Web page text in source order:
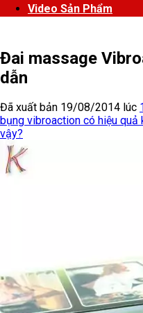
Video Sản Phẩm
Đai massage
dẫn
Đã xuất bản 19/08/2014 lúc
bụng vibroaction có hiệu
vậy?